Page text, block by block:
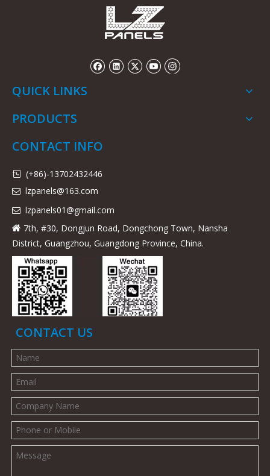
QUICK LINKS
PRODUCTS
CONTACT INFO
 (+86)-13702432446
 lzpanels@163.com
 lzpanels01@gmail.com
 7th, #30, Dongjun Road, Dongchong Town, Nansha
District, Guangzhou, Guangdong Province, China.
CONTACT US